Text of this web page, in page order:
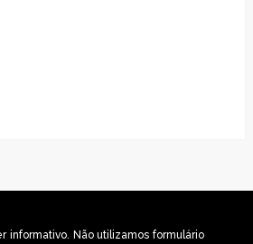
informativo. Não utilizamos formulário